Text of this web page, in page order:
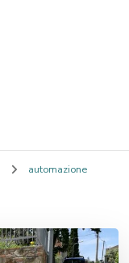
automazione